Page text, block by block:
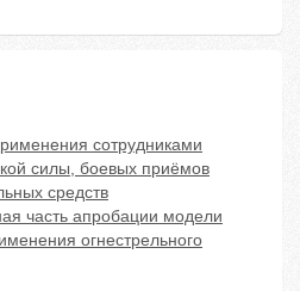
сотрудниками
силы, боевых приёмов
средств
часть апробации модели
огнестрельного